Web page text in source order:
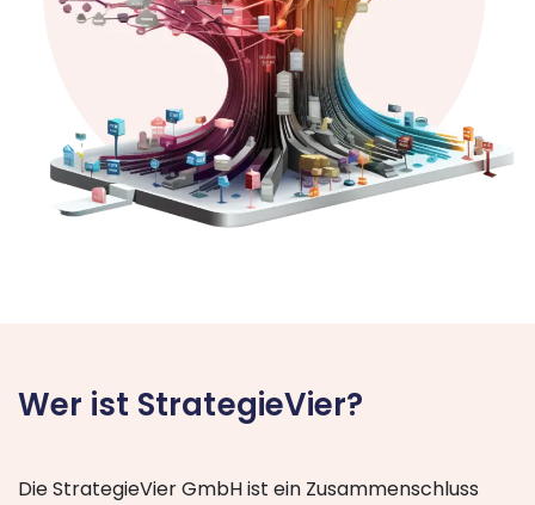
Wer ist StrategieVier?
Die StrategieVier GmbH ist ein Zusammenschluss